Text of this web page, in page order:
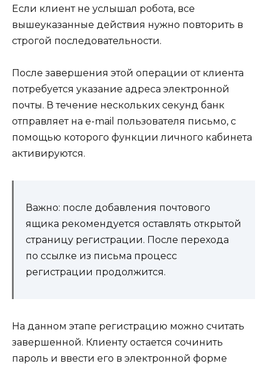
Если клиент не услышал робота, все
вышеуказанные действия нужно повторить в
строгой последовательности.
После завершения этой операции от клиента
потребуется указание адреса электронной
почты. В течение нескольких секунд банк
отправляет на e-mail пользователя письмо, с
помощью которого функции личного кабинета
активируются.
Важно: после добавления почтового
ящика рекомендуется оставлять открытой
страницу регистрации. После перехода
по ссылке из письма процесс
регистрации продолжится.
На данном этапе регистрацию можно считать
завершенной. Клиенту остается сочинить
пароль и ввести его в электронной форме